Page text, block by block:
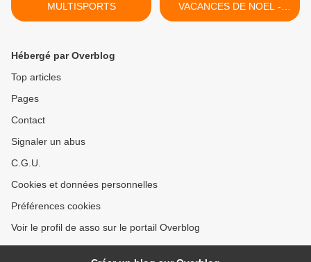
MULTISPORTS
VACANCES DE NOEL -
ACCUEIL AU 17 BIS RUE
Hébergé par Overblog
Top articles
Pages
Contact
Signaler un abus
C.G.U.
Cookies et données personnelles
Préférences cookies
Voir le profil de asso sur le portail Overblog